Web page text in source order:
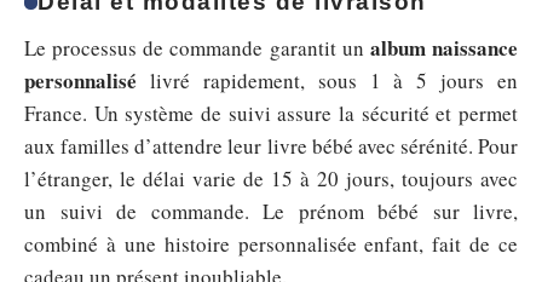
Le processus de commande garantit un album naissance
personnalisé livré rapidement, sous 1 à 5 jours en
France. Un système de suivi assure la sécurité et permet
aux familles d’attendre leur livre bébé avec sérénité. Pour
l’étranger, le délai varie de 15 à 20 jours, toujours avec
un suivi de commande. Le prénom bébé sur livre,
combiné à une histoire personnalisée enfant, fait de ce